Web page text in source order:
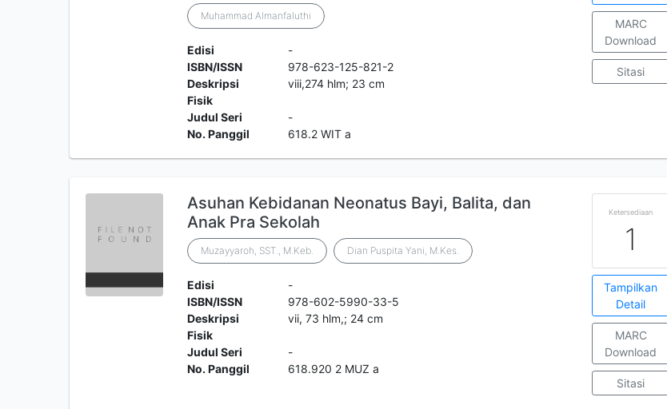
Muhammad Almanfaluthi
Edisi
-
ISBN/ISSN
978-623-125-821-2
Deskripsi
Fisik
viii,274 hlm; 23 cm
Judul Seri
-
No. Panggil
618.2 WIT a
MARC
Download
Sitasi
Asuhan Kebidanan Neonatus Bayi, Balita, dan
Anak Pra Sekolah
Muzayyaroh, SST., M.Keb. Dian Puspita Yani, M.Kes.
Edisi
-
ISBN/ISSN
978-602-5990-33-5
Deskripsi
Fisik
vii, 73 hlm,; 24 cm
Judul Seri
-
No. Panggil
618.920 2 MUZ a
Ketersediaan
1
Tampilkan
Detail
MARC
Download
Sitasi